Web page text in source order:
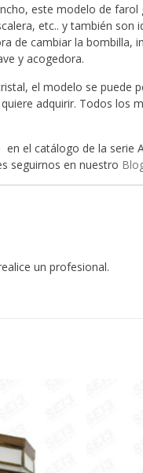
este modelo de
etc.. y también son
de cambiar la bombilla,
y acogedora.
el modelo se puede
adquirir. Todos los
el catálogo de la serie
seguirnos en nuestro
un profesional.